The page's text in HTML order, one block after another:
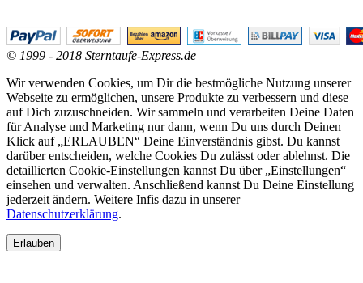
© 1999 - 2018 Sterntaufe-Express.de
Wir verwenden Cookies, um Dir die bestmögliche Nutzung unserer
Webseite zu ermöglichen, unsere Produkte zu verbessern und diese
auf Dich zuzuschneiden. Wir sammeln und verarbeiten Deine Daten
für Analyse und Marketing nur dann, wenn Du uns durch Deinen
Klick auf „ERLAUBEN“ Deine Einverständnis gibst. Du kannst
darüber entscheiden, welche Cookies Du zulässt oder ablehnst. Die
detaillierten Cookie-Einstellungen kannst Du über „Einstellungen“
einsehen und verwalten. Anschließend kannst Du Deine Einstellung
jederzeit ändern. Weitere Infis dazu in unserer
Datenschutzerklärung.
Erlauben